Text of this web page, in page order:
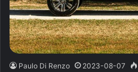
Paulo Di Renzo 2023-08-07